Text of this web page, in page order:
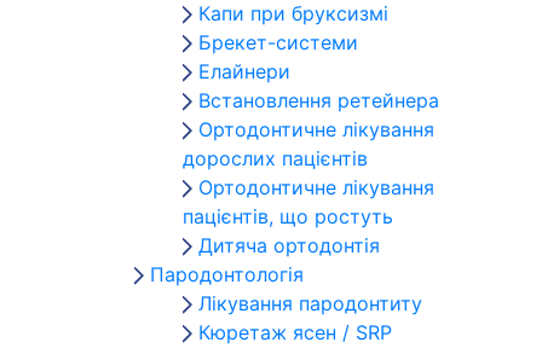
Капи при бруксизмі
Брекет-системи
Елайнери
Встановлення ретейнера
Ортодонтичне лікування
дорослих пацієнтів
Ортодонтичне лікування
пацієнтів, що ростуть
Дитяча ортодонтія
Пародонтологія
Лікування пародонтиту
Кюретаж ясен / SRP